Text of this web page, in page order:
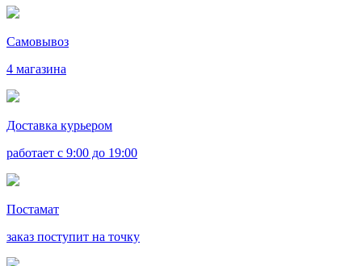
Самовывоз
4 магазина
Доставка курьером
работает с 9:00 до 19:00
Постамат
заказ поступит на точку